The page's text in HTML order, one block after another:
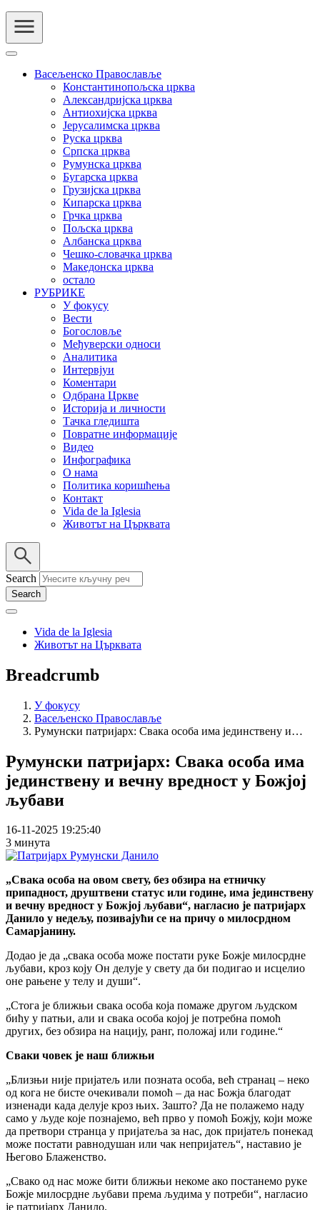
Васељенско Православље
Константинопољска црква
Александријска црква
Антиохијска црква
Јерусалимска црква
Руска црква
Српска црква
Румунска црква
Бугарска црква
Грузијска црква
Кипарска црква
Грчка црква
Пољска црква
Албанска црква
Чешко-словачка црква
Македонска црква
остало
РУБРИКЕ
У фокусу
Вести
Богословље
Међуверски односи
Аналитика
Интервјуи
Коментари
Одбрана Цркве
Историја и личности
Тачка гледишта
Повратне информације
Видео
Инфографика
О нама
Политика коришћења
Контакт
Vida de la Iglesia
Животът на Църквата
Search
Vida de la Iglesia
Животът на Църквата
Breadcrumb
У фокусу
Васељенско Православље
Румунски патријарх: Свака особа има јединствену и…
Румунски патријарх: Свака особа има
јединствену и вечну вредност у Божјој
љубави
16-11-2025 19:25:40
3 минута
„Свака особа на овом свету, без обзира на етничку
припадност, друштвени статус или године, има јединствену
и вечну вредност у Божјој љубави“, нагласио је патријарх
Данило у недељу, позивајући се на причу о милосрдном
Самарјанину.
Додао је да „свака особа може постати руке Божје милосрдне
љубави, кроз коју Он делује у свету да би подигао и исцелио
оне рањене у телу и души“.
„Стога је ближњи свака особа која помаже другом људском
бићу у патњи, али и свака особа којој је потребна помоћ
других, без обзира на нацију, ранг, положај или године.“
Сваки човек је наш ближњи
„Близњи није пријатељ или позната особа, већ странац – неко
од кога не бисте очекивали помоћ – да нас Божја благодат
изненади када делује кроз њих. Зашто? Да не полажемо наду
само у људе које познајемо, већ прво у помоћ Божју, који може
да претвори странца у пријатеља за нас, док пријатељ понекад
може постати равнодушан или чак непријатељ“, наставио је
Његово Блаженство.
„Свако од нас може бити ближњи некоме ако постанемо руке
Божје милосрдне љубави према људима у потреби“, нагласио
је патријарх Данило.